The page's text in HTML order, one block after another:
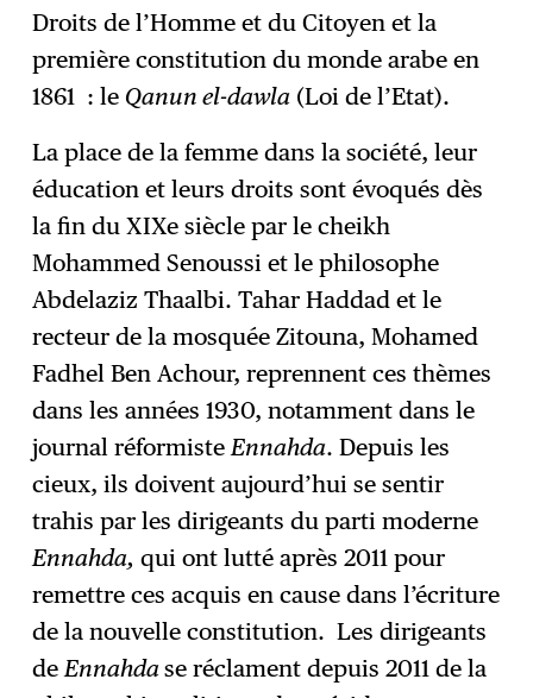
Droits de l’Homme et du Citoyen et la
première constitution du monde arabe en
1861 : le Qanun el-dawla (Loi de l’Etat).
La place de la femme dans la société, leur
éducation et leurs droits sont évoqués dès
la fin du XIXe siècle par le cheikh
Mohammed Senoussi et le philosophe
Abdelaziz Thaalbi. Tahar Haddad et le
recteur de la mosquée Zitouna, Mohamed
Fadhel Ben Achour, reprennent ces thèmes
dans les années 1930, notamment dans le
journal réformisteEnnahda. Depuis les
cieux, ils doivent aujourd’hui se sentir
trahis par les dirigeants du parti moderne
Ennahda, qui ont lutté après 2011 pour
remettre ces acquis en cause dans l’écriture
de la nouvelle constitution. Les dirigeants
deEnnahdase réclament depuis 2011 de la